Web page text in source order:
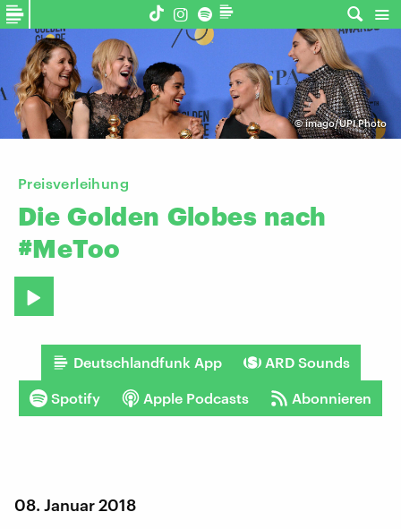
©imago/UPI Photo
Preisverleihung
Die Golden Globes nach
#MeToo
Deutschlandfunk App ARD Sounds
Spotify Apple Podcasts Abonnieren
08. Januar 2018